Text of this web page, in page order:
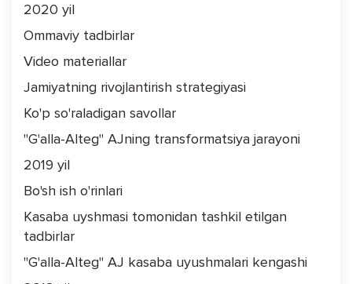
2020 yil
Ommaviy tadbirlar
Video materiallar
Jamiyatning rivojlantirish strategiyasi
Ko'p so'raladigan savollar
"G'alla-Alteg" AJning transformatsiya jarayoni
2019 yil
Bo'sh ish o'rinlari
Kasaba uyshmasi tomonidan tashkil etilgan
tadbirlar
"G'alla-Alteg" AJ kasaba uyushmalari kengashi